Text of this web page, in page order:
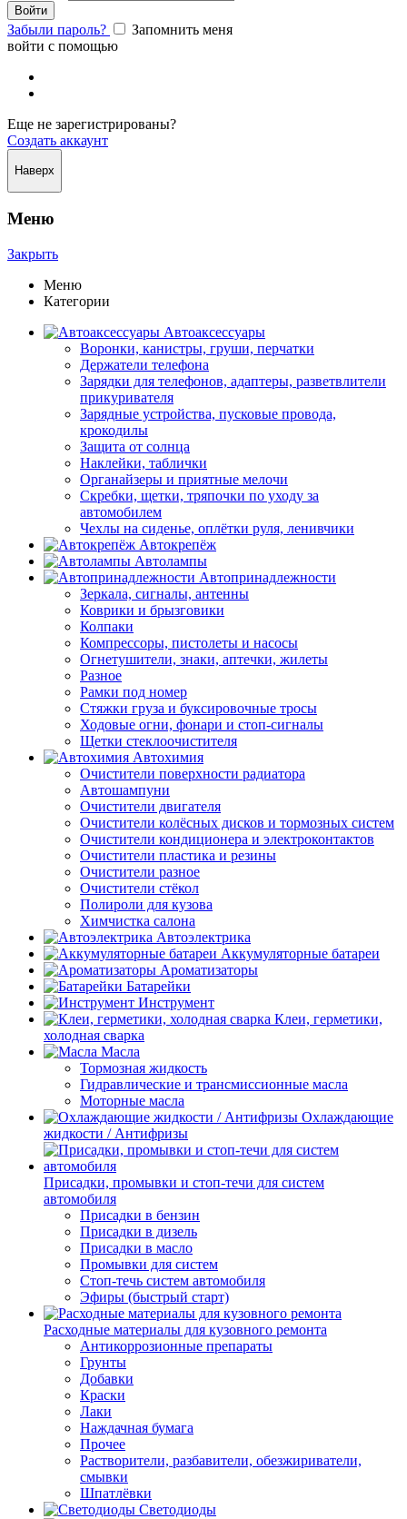
Забыли пароль?
Запомнить меня
войти с помощью
Еще не зарегистрированы?
Создать аккаунт
Наверх
Меню
Закрыть
Меню
Категории
Автоаксессуары
Воронки, канистры, груши, перчатки
Держатели телефона
Зарядки для телефонов, адаптеры, разветвлители
прикуривателя
Зарядные устройства, пусковые провода,
крокодилы
Защита от солнца
Наклейки, таблички
Органайзеры и приятные мелочи
Скребки, щетки, тряпочки по уходу за
автомобилем
Чехлы на сиденье, оплётки руля, ленивчики
Автокрепёж
Автолампы
Автопринадлежности
Зеркала, сигналы, антенны
Коврики и брызговики
Колпаки
Компрессоры, пистолеты и насосы
Огнетушители, знаки, аптечки, жилеты
Разное
Рамки под номер
Стяжки груза и буксировочные тросы
Ходовые огни, фонари и стоп-сигналы
Щетки стеклоочистителя
Автохимия
Очистители поверхности радиатора
Автошампуни
Очистители двигателя
Очистители колёсных дисков и тормозных систем
Очистители кондиционера и электроконтактов
Очистители пластика и резины
Очистители разное
Очистители стёкол
Полироли для кузова
Химчистка салона
Автоэлектрика
Аккумуляторные батареи
Ароматизаторы
Батарейки
Инструмент
Клеи, герметики,
холодная сварка
Масла
Тормозная жидкость
Гидравлические и трансмиссионные масла
Моторные масла
Охлаждающие
жидкости / Антифризы
Присадки, промывки и стоп-течи для систем
автомобиля
Присадки в бензин
Присадки в дизель
Присадки в масло
Промывки для систем
Стоп-течь систем автомобиля
Эфиры (быстрый старт)
Расходные материалы для кузовного ремонта
Антикоррозионные препараты
Грунты
Добавки
Краски
Лаки
Наждачная бумага
Прочее
Растворители, разбавители, обезжириватели,
смывки
Шпатлёвки
Светодиоды